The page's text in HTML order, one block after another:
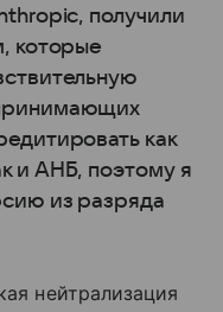
получили
которые
как
и АНБ, поэтому я
из разряда
нейтрализация